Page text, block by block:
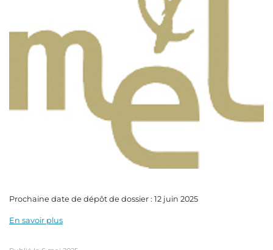
Prochaine date de dépôt de dossier : 12 juin 2025
En savoir plus